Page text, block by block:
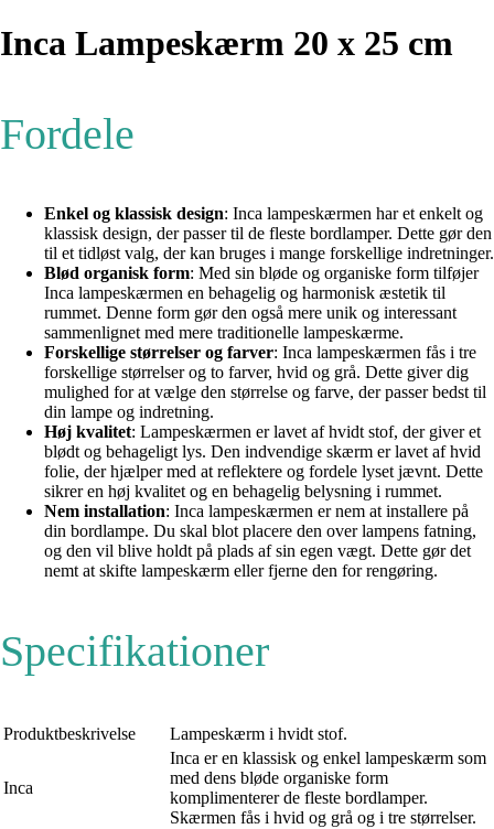
Inca Lampeskærm 20 x 25 cm
Fordele
Enkel og klassisk design: Inca lampeskærmen har et enkelt og
klassisk design, der passer til de fleste bordlamper. Dette gør den
til et tidløst valg, der kan bruges i mange forskellige indretninger.
Blød organisk form: Med sin bløde og organiske form tilføjer
Inca lampeskærmen en behagelig og harmonisk æstetik til
rummet. Denne form gør den også mere unik og interessant
sammenlignet med mere traditionelle lampeskærme.
Forskellige størrelser og farver: Inca lampeskærmen fås i tre
forskellige størrelser og to farver, hvid og grå. Dette giver dig
mulighed for at vælge den størrelse og farve, der passer bedst til
din lampe og indretning.
Høj kvalitet: Lampeskærmen er lavet af hvidt stof, der giver et
blødt og behageligt lys. Den indvendige skærm er lavet af hvid
folie, der hjælper med at reflektere og fordele lyset jævnt. Dette
sikrer en høj kvalitet og en behagelig belysning i rummet.
Nem installation: Inca lampeskærmen er nem at installere på
din bordlampe. Du skal blot placere den over lampens fatning,
og den vil blive holdt på plads af sin egen vægt. Dette gør det
nemt at skifte lampeskærm eller fjerne den for rengøring.
Specifikationer
Produktbeskrivelse Lampeskærm i hvidt stof.
Inca
Inca er en klassisk og enkel lampeskærm som
med dens bløde organiske form
komplimenterer de fleste bordlamper.
Skærmen fås i hvid og grå og i tre størrelser.